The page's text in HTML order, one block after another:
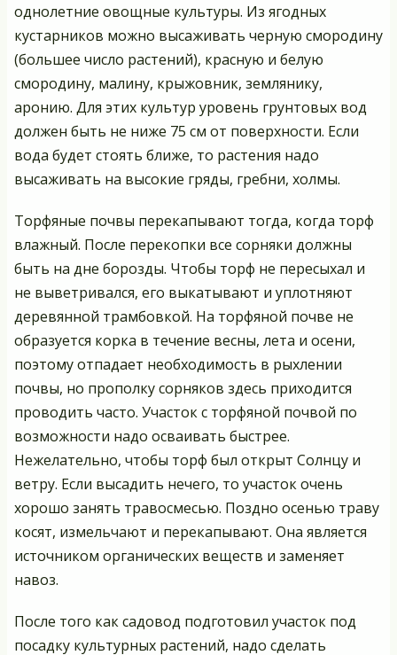
однолетние овощные культуры. Из ягодных
кустарников можно высаживать черную смородину
(большее число растений), красную и белую
смородину, малину, крыжовник, землянику,
аронию. Для этих культур уровень грунтовых вод
должен быть не ниже 75 см от поверхности. Если
вода будет стоять ближе, то растения надо
высаживать на высокие гряды, гребни, холмы.
Торфяные почвы перекапывают тогда, когда торф
влажный. После перекопки все сорняки должны
быть на дне борозды. Чтобы торф не пересыхал и
не выветривался, его выкатывают и уплотняют
деревянной трамбовкой. На торфяной почве не
образуется корка в течение весны, лета и осени,
поэтому отпадает необходимость в рыхлении
почвы, но прополку сорняков здесь приходится
проводить часто. Участок с торфяной почвой по
возможности надо осваивать быстрее.
Нежелательно, чтобы торф был открыт Солнцу и
ветру. Если высадить нечего, то участок очень
хорошо занять травосмесью. Поздно осенью траву
косят, измельчают и перекапывают. Она является
источником органических веществ и заменяет
навоз.
После того как садовод подготовил участок под
посадку культурных растений, надо сделать